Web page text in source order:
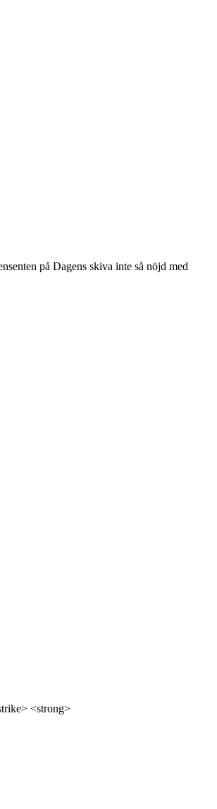
på Dagens skiva inte så nöjd med
<strong>